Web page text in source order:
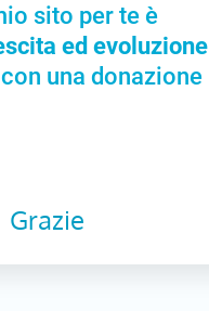
sito per te è
ed evoluzione
una donazione
Grazie